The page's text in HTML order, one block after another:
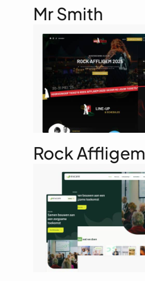
Mr Smith
Rock Affligem